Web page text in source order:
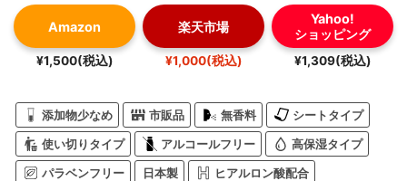
Amazon
¥1,500(税込)
楽天市場
¥1,000(税込)
Yahoo!
ショッピング
¥1,309(税込)
添加物少なめ 市販品 無香料 シートタイプ
使い切りタイプ アルコールフリー 高保湿タイプ
パラベンフリー 日本製 ヒアルロン酸配合